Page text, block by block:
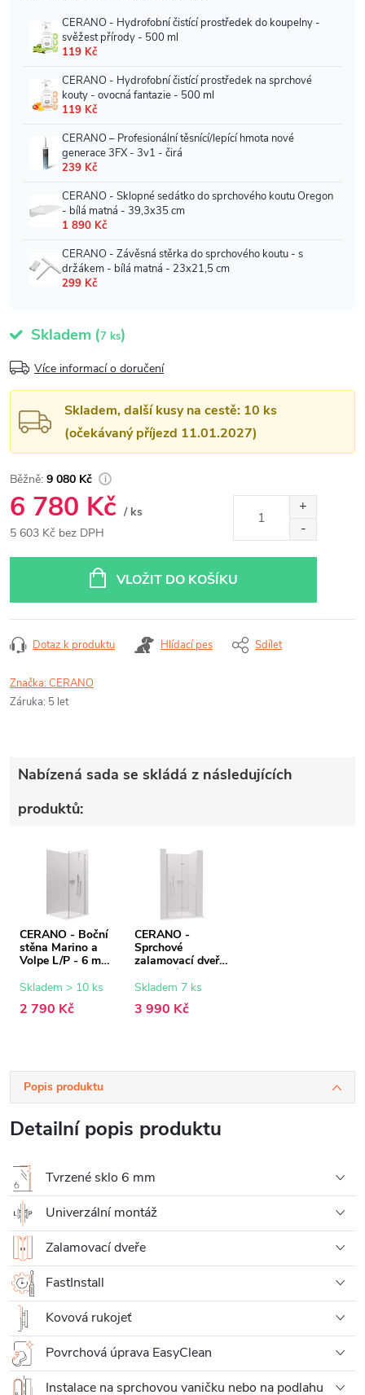
Skladem (7 ks)
Více informací o doručení
Skladem, další kusy na cestě: 10 ks
(očekávaný příjezd 11.01.2027)
9 080 Kč
6 780 Kč / ks
5 603 Kč bez DPH
VLOŽIT DO KOŠÍKU
Dotaz k produktu Hlídací pes Sdílet
Značka:CERANO
Záruka: 5 let
Nabízená sada se skládá z následujících
produktů:
CERANO - Boční
stěna Marino a
Volpe L/P - 6 mm
transparentní sklo
- 80x190 cm
Skladem > 10 ks
2 790 Kč
CERANO -
Sprchové
zalamovací dveře
Volpe L/P - 6 mm
- chrom,
transparentní sklo
- 60x190 cm
Skladem 7 ks
3 990 Kč
Popis produktu
Detailní popis produktu
Tvrzené sklo 6 mm
Univerzální montáž
Zalamovací dveře
FastInstall
Kovová rukojeť
Povrchová úprava EasyClean
Instalace na sprchovou vaničku nebo na podlahu